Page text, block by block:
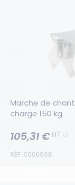
Marche de
charge 150 kg
RÉF. 0000938
105,31 € HT